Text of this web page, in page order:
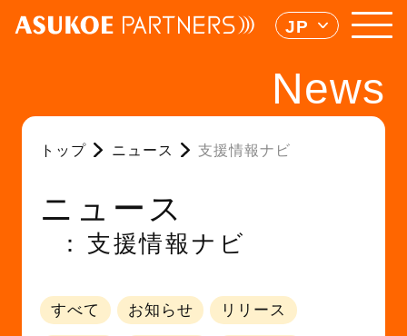
JP
News
トップ ニュース 支援情報ナビ
ニュース
支援情報ナビ
すべて お知らせ リリース